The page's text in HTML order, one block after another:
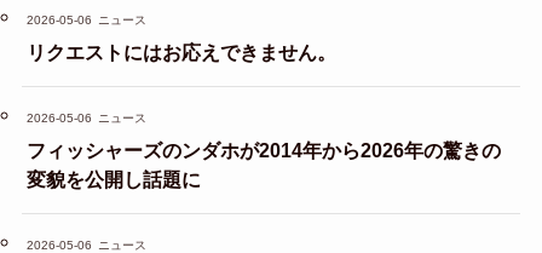
2026-05-06 ニュース
リクエストにはお応えできません。
2026-05-06 ニュース
フィッシャーズのンダホが2014年から2026年の驚きの
変貌を公開し話題に
2026-05-06 ニュース